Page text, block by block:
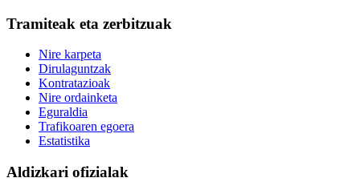
Tramiteak eta zerbitzuak
Nire karpeta
Dirulaguntzak
Kontratazioak
Nire ordainketa
Eguraldia
Trafikoaren egoera
Estatistika
Aldizkari ofizialak